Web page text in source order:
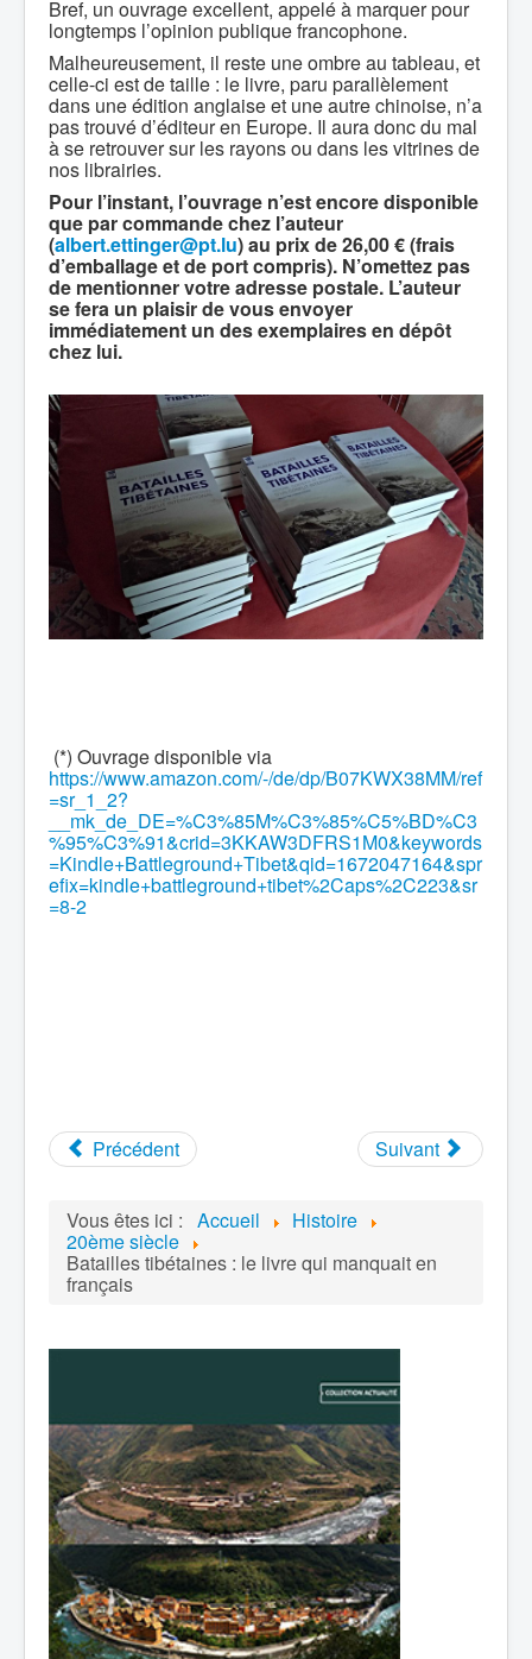
Bref, un ouvrage excellent, appelé à marquer pour
longtemps l’opinion publique francophone.
Malheureusement, il reste une ombre au tableau, et
celle-ci est de taille : le livre, paru parallèlement
dans une édition anglaise et une autre chinoise, n’a
pas trouvé d’éditeur en Europe. Il aura donc du mal
à se retrouver sur les rayons ou dans les vitrines de
nos librairies.
Pour l’instant, l’ouvrage n’est encore disponible
que par commande chez l’auteur
(albert.ettinger@pt.lu) au prix de26,00 € (frais
d’emballage et de port compris). N’omettez pas
de mentionner votre adresse postale. L’auteur
se fera un plaisir de vous envoyer
immédiatement un des exemplaires en dépôt
chez lui.
(*) Ouvrage disponible via
https://www.amazon.com/-/de/dp/B07KWX38MM/ref
=sr_1_2?
__mk_de_DE=%C3%85M%C3%85%C5%BD%C3
%95%C3%91&crid=3KKAW3DFRS1M0&keywords
=Kindle+Battleground+Tibet&qid=1672047164&spr
efix=kindle+battleground+tibet%2Caps%2C223&sr
=8-2
Précédent Suivant
Vous êtes ici : Accueil Histoire
20ème siècle
Batailles tibétaines : le livre qui manquait en
français